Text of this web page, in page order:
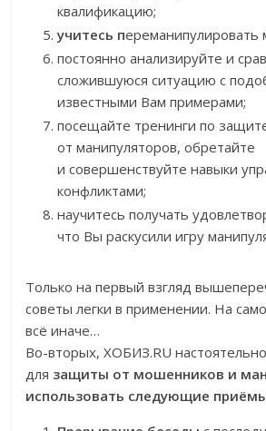
квалификацию;
учитесь переманипулировать
постоянно анализируйте и
сложившуюся ситуацию с
известными Вам примерами;
посещайте тренинги по
от манипуляторов, обретайте
и совершенствуйте навыки
конфликтами;
научитесь получать
что Вы раскусили игру
Только на первый взгляд
советы легки в применении. На
всё иначе…
Во-вторых, ХОБИЗ.RU
для защиты от мошенников и
использовать следующие